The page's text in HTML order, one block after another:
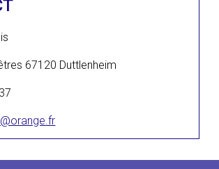
67120 Duttlenheim